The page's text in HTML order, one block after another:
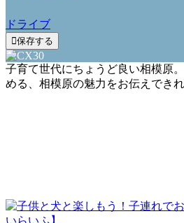
ドライブ
保存する
子育て世代にちょうど良い相模原
める、相模原の魅力をお伝えでき